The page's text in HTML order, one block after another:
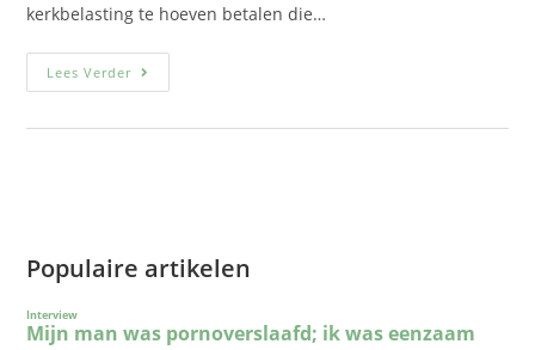
kerkbelasting te hoeven betalen die…
Lees Verder
Populaire artikelen